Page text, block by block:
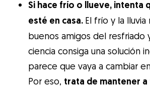
Si hace frío o llueve, intenta
esté en casa. El frío y la lluvia
buenos amigos del resfriado
ciencia consiga una solución
parece que vaya a cambiar
Por eso, trata de mantener